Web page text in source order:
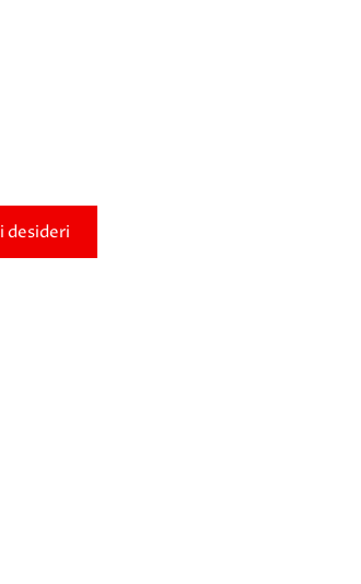
desideri